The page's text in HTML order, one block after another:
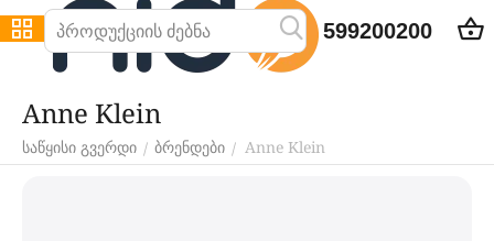
599200200
Anne Klein
საწყისი გვერდი / ბრენდები / Anne Klein